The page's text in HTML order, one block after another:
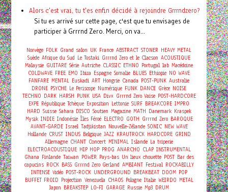
Alors c'est vrai, tu t'es enfin décidé à rejoindre Grrrndzero?
Si tu es arrivé sur cette page, c'est que tu envisages de
participer à Grrrnd Zero. Merci, on va...
Norvège FOLK Grand salon UK France ABSTRACT STONER HEAVY METAL
Suède Afrique du Sud Le Tostaki Grrrnd Zero et le Clacson ACOUSTIQUE
Malaysie GUITARE Série Autriche CLASSIC ETHNO Portugal lab Macédoine
COLDWAVE FREE EMO Ibiza Espagne Somalie BLUES Ethiopie NO WAVE
FANFARE MENTAL Euskadi ART Hongrie Canada POST-PUNK Australie
DRONE PSYCHE Le Periscope Numérique FUNK DANCE Grèce NOISE
TECHNO DARK HARSH PUNK USA Divx Grrrnd Zero Vaise POST-HARDCORE
EXPE République Tchèque Exposition Lettonie SURF BREAKCORE IMPRO
HARD Suisse Sahara DISCO Soutien Magazine MATH Danemark Kraspek
Mysik INDIE Indonésie Îles Féroé ELECTRO GOTH Grrrnd Zero BAROQUE
AVANT-GARDE Israel Tadjikistan Nouvelle-Zélande SONIC NEW WAVE
Hollande CRUST INDUS Belgique JAZZ KRAUTROCK HARDCORE GRIND
Allemagne CHANT Concert MINIMAL Islande La triperie
ELECTROACOUSTIQUE HIP HOP PROG ANARCHO CLAP INSTRUMENTAL
Ghana Finlande Taiwan POWER Pays-bas Un lieux chouette POST Bar des
capucins ROCK BASS Grrrnd Zero Gerland AMBIANT Festival ROCKABILLY
INTENSE Vidéo POST-ROCK UNDERGROUND BREAKBEAT DOOM POP
BUFFET FROID Projection Venezuela CHAOS Pologne Italie WEIRDO METAL
Japon BREAKSTEP LO-FI GARAGE Russie Mp3 DRUM